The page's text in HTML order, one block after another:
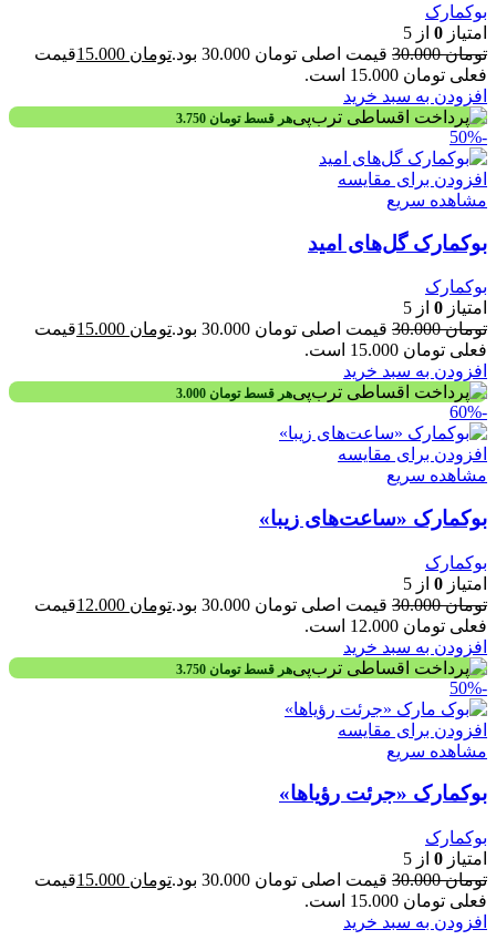
بوکمارک
امتیاز 0 از 5
تومان30.000 قیمت اصلی تومان 30.000 بود. تومان
قیمت
فعلی تومان 15.000 است.
افزودن به سبد خرید
هر قسطتومان
-50%
افزودن برای مقایسه
مشاهده سریع
بوکمارک گل‌های امید
بوکمارک
امتیاز 0 از 5
تومان30.000 قیمت اصلی تومان 30.000 بود. تومان
قیمت
فعلی تومان 15.000 است.
افزودن به سبد خرید
هر قسطتومان
-60%
افزودن برای مقایسه
مشاهده سریع
بوکمارک «ساعت‌های زیبا»
بوکمارک
امتیاز 0 از 5
تومان30.000 قیمت اصلی تومان 30.000 بود. تومان
قیمت
فعلی تومان 12.000 است.
افزودن به سبد خرید
هر قسطتومان
-50%
افزودن برای مقایسه
مشاهده سریع
بوکمارک «جرئت رؤیاها»
بوکمارک
امتیاز 0 از 5
تومان30.000 قیمت اصلی تومان 30.000 بود. تومان
قیمت
فعلی تومان 15.000 است.
افزودن به سبد خرید